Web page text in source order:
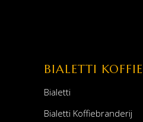
BIALETTI KOFFIE
Bialetti
Bialetti Koffiebranderij